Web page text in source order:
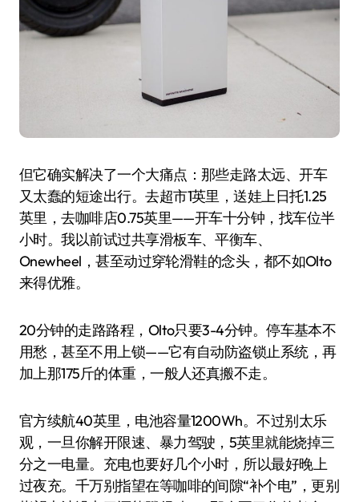
但它确实解决了一个大痛点：那些走路太远、开车
又太蠢的短途出行。去超市1英里，送娃上日托1.25
英里，去咖啡店0.75英里——开车十分钟，找车位半
小时。我以前试过共享滑板车、平衡车、
Onewheel，甚至动过穿轮滑鞋的念头，都不如Olto
来得优雅。
20分钟的走路路程，Olto只要3-4分钟。停车基本不
用愁，甚至不用上锁——它有自动防盗锁止系统，再
加上那175斤的体重，一般人还真搬不走。
官方续航40英里，电池容量1200Wh。不过别太乐
观，一旦你解开限速、暴力驾驶，5英里就能烧掉三
分之一电量。充电也要好几个小时，所以最好晚上
过夜充。千万别指望在等咖啡的间隙“补个电”，更别